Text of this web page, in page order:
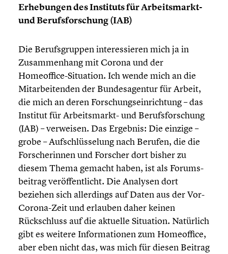
Erhebun­gen des Instituts für Arbeitsmarkt-
und Berufs­for­schung (IAB)
Die Berufs­grup­pen inter­es­sie­ren mich ja in
Zusam­men­hang mit Corona und der
Homeoffice-Situation. Ich wende mich an die
Mitar­bei­ten­den der Bundes­agen­tur für Arbeit,
die mich an deren Forschungs­ein­rich­tung – das
Institut für Arbeitsmarkt- und Berufs­for­schung
(IAB) – verweisen. Das Ergebnis: Die einzige –
grobe – Aufschlüs­se­lung nach Berufen, die die
Forsche­rin­nen und Forscher dort bisher zu
diesem Thema gemacht haben, ist als Forums­
bei­trag veröf­fent­licht. Die Analysen dort
beziehen sich aller­dings auf Daten aus der Vor-
Corona-Zeit und erlauben daher keinen
Rückschluss auf die aktuelle Situation. Natürlich
gibt es weitere Infor­ma­tio­nen zum Homeof­fice,
aber eben nicht das, was mich für diesen Beitrag